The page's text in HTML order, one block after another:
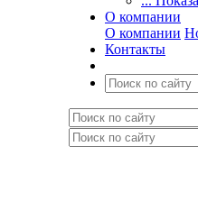
О компании
О компании
Контакты